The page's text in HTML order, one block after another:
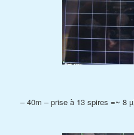
– 40m – prise à 13 spires =~ 8